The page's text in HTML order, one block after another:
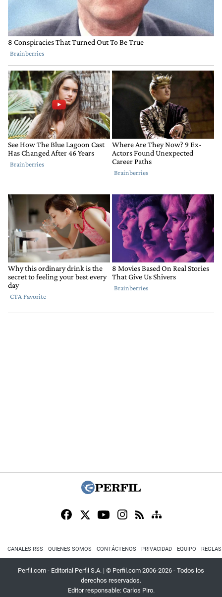
CANALES RSS QUIENES SOMOS CONTÁCTENOS PRIVACIDAD EQUIPO
Perfil.com - Editorial Perfil S.A. | © Perfil.com 2006-2026 - Todos los
derechos reservados.
Editor responsable: Carlos Piro.